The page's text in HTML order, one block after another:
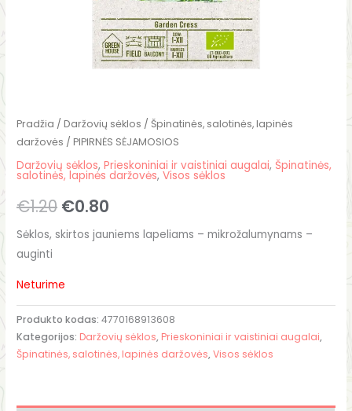
Pradžia /Daržovių sėklos /Špinatinės, salotinės, lapinės
daržovės / PIPIRNĖS SĖJAMOSIOS
Daržovių sėklos,Prieskoniniai ir vaistiniai augalai, Špinatinės,
salotinės, lapinės daržovės,Visos sėklos
€1.20 €0.80
Sėklos, skirtos jauniems lapeliams – mikrožalumynams –
auginti
Neturime
Produkto kodas:4770168913608
Kategorijos: Daržovių sėklos, Prieskoniniai ir vaistiniai augalai,
Špinatinės, salotinės, lapinės daržovės,Visos sėklos